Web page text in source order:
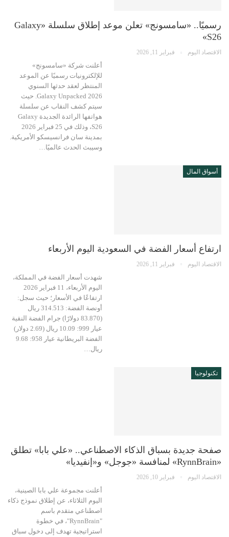
رسميًا.. «سامسونج» تعلن موعد إطلاق سلسلة «Galaxy
S26»
الاقتصاد اليوم فبراير 11, 2026
أعلنت شركة «سامسونج»
للإلكترونيات رسميًا عن الموعد
المنتظر لعقد حدثها السنوي
Galaxy Unpacked 2026. حيث
سيتم كشف النقاب عن سلسلة
هواتفها الرائدة الجديدة Galaxy
S26، وذلك في 25 فبراير 2026
بمدينة سان فرانسيسكو الأمريكية.
وسيبث الحدث عالميًا…
أسواق المال
ارتفاع أسعار الفضة في السعودية اليوم الأربعاء
الاقتصاد اليوم فبراير 11, 2026
شهدت أسعار الفضة في المملكة،
اليوم الأربعاء، 11 فبراير 2026
ارتفاعًا في الأسعار؛ حيث سجل:
أونصة الفضة: 314.513 ريال
(83.870 دولارًا) جرام الفضة النقية
عيار 999: 10.09 ريال (2.69 دولار)
الفضة البريطانية عيار 958: 9.68
ريال…
تكنولوجيا
صفحة جديدة بسباق الذكاء الاصطناعي.. «علي بابا» تطلق
«RynnBrain» لمنافسة «جوجل» و«إنفيديا»
الاقتصاد اليوم فبراير 10, 2026
أعلنت مجموعة علي بابا الصينية،
اليوم الثلاثاء، عن إطلاق نموذج ذكاء
اصطناعي متقدم باسم
"RynnBrain"، في خطوة
استراتيجية تهدف إلى دخول سباق